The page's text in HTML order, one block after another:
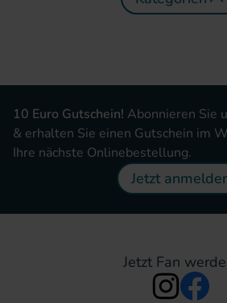
10 Euro Gutschein! Abonnieren Sie
& erhalten Sie einen Gutschein im
Ihre nächste Onlinebestellung.
Jetzt
Jetzt Fan